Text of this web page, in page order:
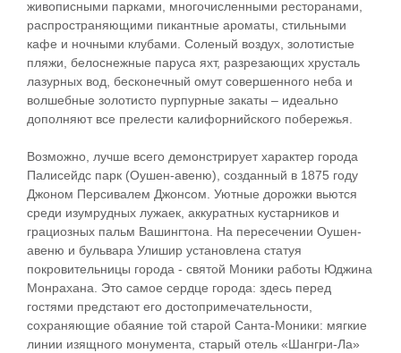
живописными парками, многочисленными ресторанами,
распространяющими пикантные ароматы, стильными
кафе и ночными клубами. Соленый воздух, золотистые
пляжи, белоснежные паруса яхт, разрезающих хрусталь
лазурных вод, бесконечный омут совершенного неба и
волшебные золотисто пурпурные закаты – идеально
дополняют все прелести калифорнийского побережья.
Возможно, лучше всего демонстрирует характер города
Палисейдс парк (Оушен-авеню), созданный в 1875 году
Джоном Персивалем Джонсом. Уютные дорожки вьются
среди изумрудных лужаек, аккуратных кустарников и
грациозных пальм Вашингтона. На пересечении Оушен-
авеню и бульвара Улишир установлена статуя
покровительницы города - святой Моники работы Юджина
Монрахана. Это самое сердце города: здесь перед
гостями предстают его достопримечательности,
сохраняющие обаяние той старой Санта-Моники: мягкие
линии изящного монумента, старый отель «Шангри-Ла»